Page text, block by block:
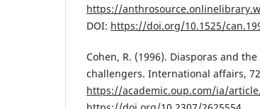
https://
DOI: https://doi.org/10.1525/
Cohen, R. (1996). Diasporas and
challengers. International affairs,
https://academic.oup.com/ia/